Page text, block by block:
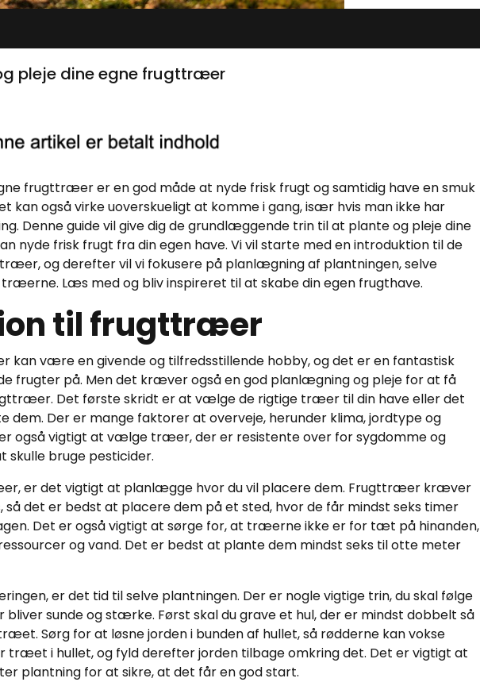
pleje dine egne frugttræer
frugttræer er en god måde at nyde frisk frugt og samtidig have en smuk
kan også virke uoverskueligt at komme i gang, især hvis man ikke har
Denne guide vil give dig de grundlæggende trin til at plante og pleje dine
nyde frisk frugt fra din egen have. Vi vil starte med en introduktion til de
og derefter vil vi fokusere på planlægning af plantningen, selve
Læs med og bliv inspireret til at skabe din egen frugthave.
til frugttræer
være en givende og tilfredsstillende hobby, og det er en fantastisk
frugter på. Men det kræver også en god planlægning og pleje for at få
Det første skridt er at vælge de rigtige træer til din have eller det
dem. Der er mange faktorer at overveje, herunder klima, jordtype og
også vigtigt at vælge træer, der er resistente over for sygdomme og
skulle bruge pesticider.
er det vigtigt at planlægge hvor du vil placere dem. Frugttræer kræver
så det er bedst at placere dem på et sted, hvor de får mindst seks timer
Det er også vigtigt at sørge for, at træerne ikke er for tæt på hinanden,
og vand. Det er bedst at plante dem mindst seks til otte meter
er det tid til selve plantningen. Der er nogle vigtige trin, du skal følge
sunde og stærke. Først skal du grave et hul, der er mindst dobbelt så
Sørg for at løsne jorden i bunden af hullet, så rødderne kan vokse
træet i hullet, og fyld derefter jorden tilbage omkring det. Det er vigtigt at
plantning for at sikre, at det får en god start.